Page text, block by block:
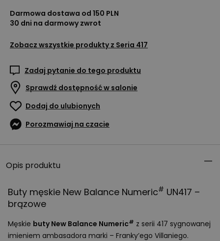
Darmowa dostawa od 150 PLN
30 dni na darmowy zwrot
Zobacz wszystkie produkty z Seria 417
Zadaj pytanie do tego produktu
Sprawdź dostępność w salonie
Dodaj do ulubionych
Porozmawiaj na czacie
Opis produktu
Buty męskie New Balance Numeric# UN417 –
brązowe
Męskie buty New Balance Numeric# z serii 417 sygnowanej
imieniem ambasadora marki – Franky’ego Villaniego.